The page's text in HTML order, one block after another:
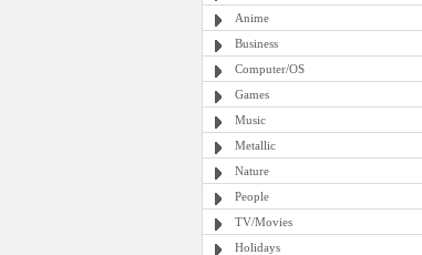
Anime
Business
Computer/OS
Games
Music
Metallic
Nature
People
TV/Movies
Holidays